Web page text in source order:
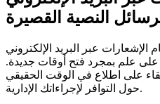
النصية القصيرة
الإشعارات عبر البريد الإلكتروني
على علم بمجرد فتح أوقات جديدة.
على اطلاع في الوقت الحقيقي
حول التوافر لإجراءاتك الإدارية.